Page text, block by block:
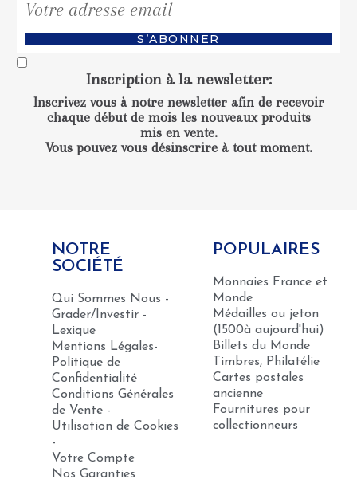
S’ABONNER
Inscription à la newsletter:
Inscrivez vous à notre newsletter afin de recevoir
chaque début de mois les nouveaux produits
mis en vente.
Vous pouvez vous désinscrire à tout moment.
NOTRE
SOCIÉTÉ
Qui Sommes Nous -
Grader/Investir -
Lexique
Mentions Légales-
Politique de
Confidentialité
Conditions Générales
de Vente -
Utilisation de Cookies
-
Votre Compte
Nos Garanties
POPULAIRES
Monnaies France et
Monde
Médailles ou jeton
(1500à aujourd'hui)
Billets du Monde
Timbres, Philatélie
Cartes postales
ancienne
Fournitures pour
collectionneurs